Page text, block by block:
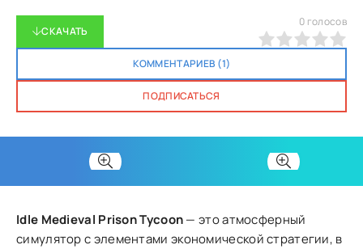
СКАЧАТЬ
КОММЕНТАРИЕВ (1)
ПОДПИСАТЬСЯ
0 голосов
Idle Medieval Prison Tycoon— это атмосферный
симулятор с элементами экономической стратегии, в